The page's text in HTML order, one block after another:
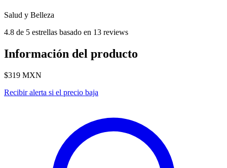
Salud y Belleza
4.8 de 5 estrellas basado en 13 reviews
Información del producto
$319 MXN
Recibir alerta si el precio baja